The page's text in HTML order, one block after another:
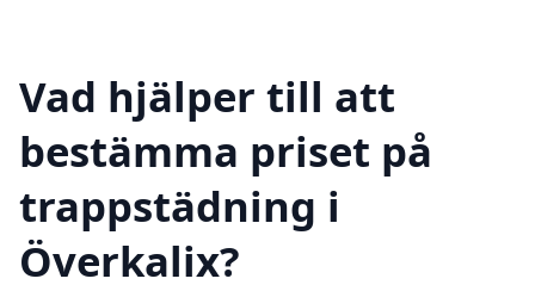
Vad hjälper till att
bestämma priset på
trappstädning i
Överkalix?